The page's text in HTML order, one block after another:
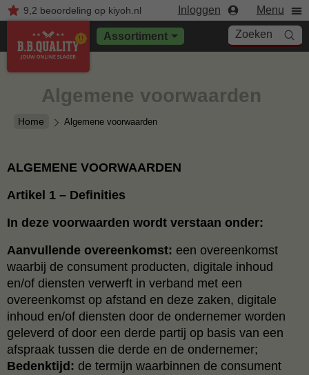
9,2 beoordelingop kiyoh.nl Inloggen Menu
Assortiment Zoeken
Home Algemene voorwaarden
Algemene voorwaarden
ALGEMENE VOORWAARDEN
Artikel 1 – Definities
In deze voorwaarden wordt verstaan onder:
Aanvullende overeenkomst: een overeenkomst
waarbij de consument producten, digitale inhoud
en/of diensten verwerft in verband met een
overeenkomst op afstand en deze zaken, digitale
inhoud en/of diensten door de ondernemer worden
geleverd of door een derde partij op basis van een
afspraak tussen die derde en de ondernemer;
Bedenktijd: de termijn waarbinnen de consument